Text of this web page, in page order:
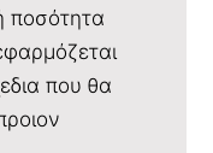
ποσότητα
που θα